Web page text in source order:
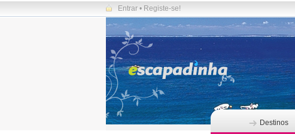
Entrar • Registe-se!
Destinos